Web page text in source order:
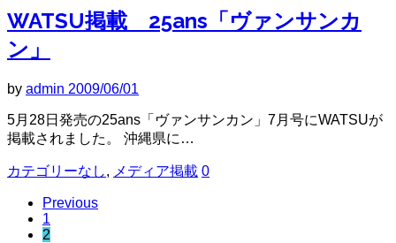
WATSU掲載 25ans「ヴァンサンカ
ン」
by admin 2009/06/01
5月28日発売の25ans「ヴァンサンカン」7月号にWATSUが
掲載されました。 沖縄県に…
カテゴリーなし, メディア掲載 0
Previous
1
2